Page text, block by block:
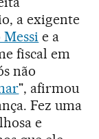
a exigente
Messi e a
fiscal em
não
", afirmou
Fez uma
e